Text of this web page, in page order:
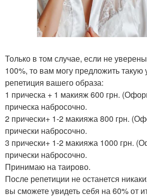
Только в том случае, если не
100%, то вам могу предложить такую
репетиция вашего образа:
1 прическа + 1 макияж 600 грн.
прическа набросочно.
2 прически+ 1-2 макияжа 800 грн.
прически набросочно.
3 прически+ 1-2 макияжа 1000 грн.
прически набросочно.
Принимаю на таирово.
После репетиции не останется
вы сможете увидеть себя на 60% от